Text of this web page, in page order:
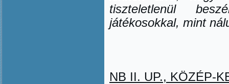
tiszteletlenül
játékosokkal, mint
NB II. UP., KÖZÉP-